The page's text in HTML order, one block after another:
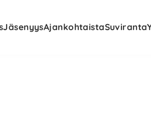
JäsenyysAjankohtaistaSuviranta